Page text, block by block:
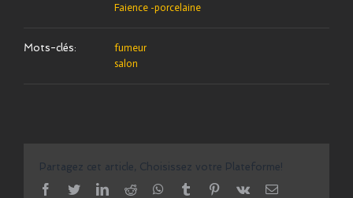
Faience -porcelaine
Mots-clés:
fumeur
salon
Partagez cet article, Choisissez votre Plateforme!
facebook
twitterlinkedinreddit whatsapptumblr pinterest
vk Email